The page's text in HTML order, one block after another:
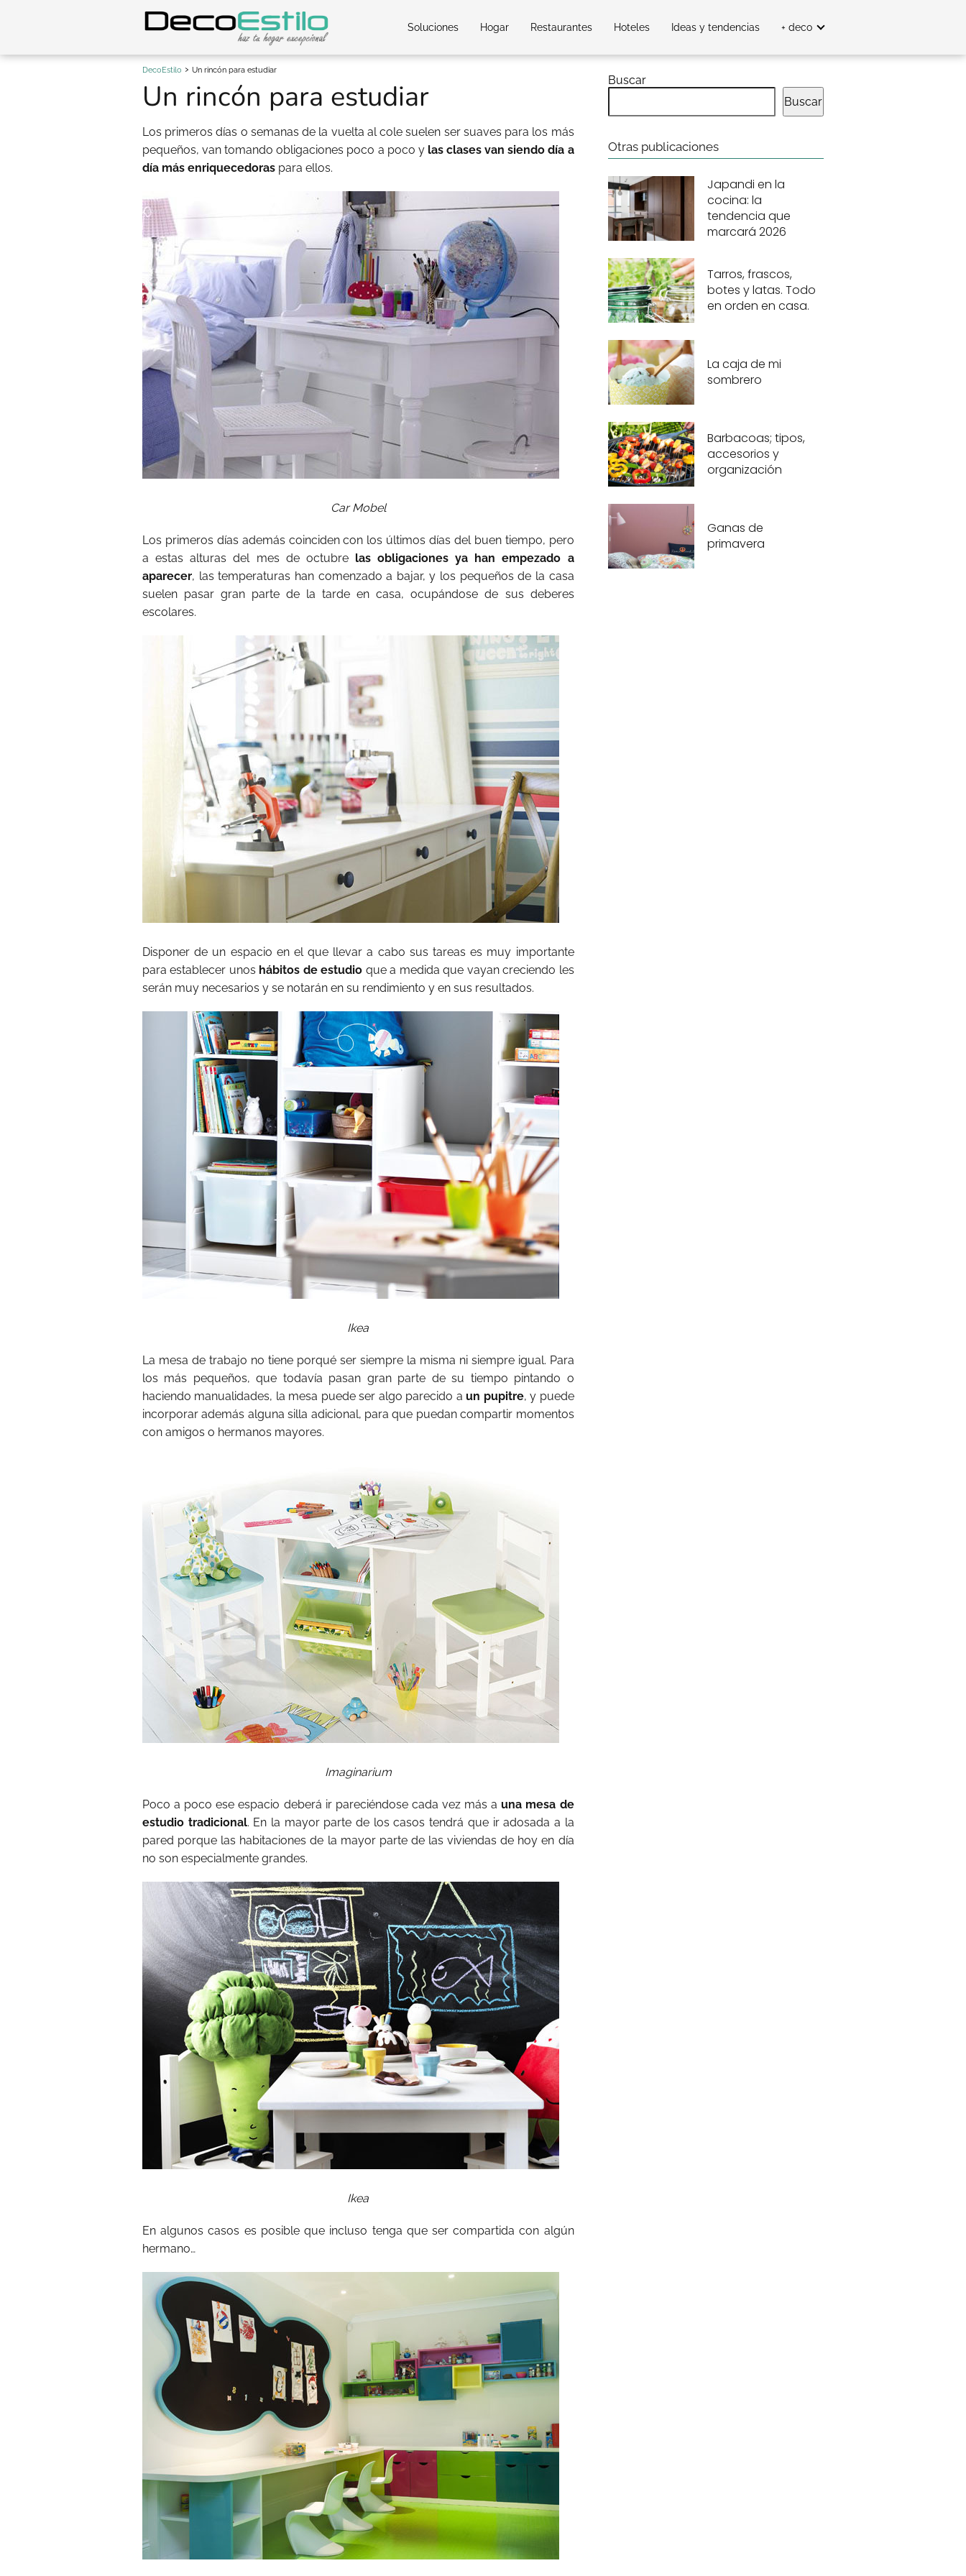
Soluciones Hogar Restaurantes Hoteles Ideas y tendencias + deco
DecoEstilo Un rincón para estudiar
Un rincón para estudiar
Los primeros días o semanas de la vuelta al cole suelen ser suaves para los más
pequeños, van tomando obligaciones poco a poco y las clases van siendo día a
día más enriquecedoras para ellos.
Car Mobel
Los primeros días además coinciden con los últimos días del buen tiempo, pero
a estas alturas del mes de octubre las obligaciones ya han empezado a
aparecer, las temperaturas han comenzado a bajar, y los pequeños de la casa
suelen pasar gran parte de la tarde en casa, ocupándose de sus deberes
escolares.
Disponer de un espacio en el que llevar a cabo sus tareas es muy importante
para establecer unos hábitos de estudio que a medida que vayan creciendo les
serán muy necesarios y se notarán en su rendimiento y en sus resultados.
Ikea
La mesa de trabajo no tiene porqué ser siempre la misma ni siempre igual. Para
los más pequeños, que todavía pasan gran parte de su tiempo pintando o
haciendo manualidades, la mesa puede ser algo parecido a un pupitre, y puede
incorporar además alguna silla adicional, para que puedan compartir momentos
con amigos o hermanos mayores.
Imaginarium
Poco a poco ese espacio deberá ir pareciéndose cada vez más auna mesa de
estudio tradicional. En la mayor parte de los casos tendrá que ir adosada a la
pared porque las habitaciones de la mayor parte de las viviendas de hoy en día
no son especialmente grandes.
Ikea
En algunos casos es posible que incluso tenga que ser compartida con algún
hermano…
Buscar
Buscar
Otras publicaciones
Japandi en la
cocina: la
tendencia que
marcará 2026
Tarros, frascos,
botes y latas. Todo
en orden en casa.
La caja de mi
sombrero
Barbacoas; tipos,
accesorios y
organización
Ganas de
primavera